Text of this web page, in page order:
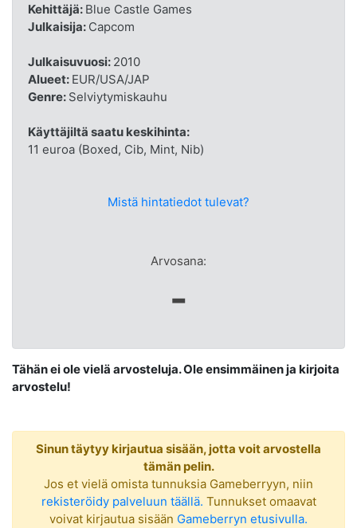
Kehittäjä: Blue Castle Games
Julkaisija: Capcom
Julkaisuvuosi: 2010
Alueet: EUR/USA/JAP
Genre: Selviytymiskauhu
Käyttäjiltä saatu keskihinta:
11 euroa (Boxed, Cib, Mint, Nib)
Mistä hintatiedot tulevat?
Arvosana:
-
Tähän ei ole vielä arvosteluja. Ole ensimmäinen ja kirjoita
arvostelu!
Sinun täytyy kirjautua sisään, jotta voit arvostella
tämän pelin.
Jos et vielä omista tunnuksia Gameberryyn, niin
rekisteröidy palveluun täällä. Tunnukset omaavat
voivat kirjautua sisään Gameberryn etusivulla.